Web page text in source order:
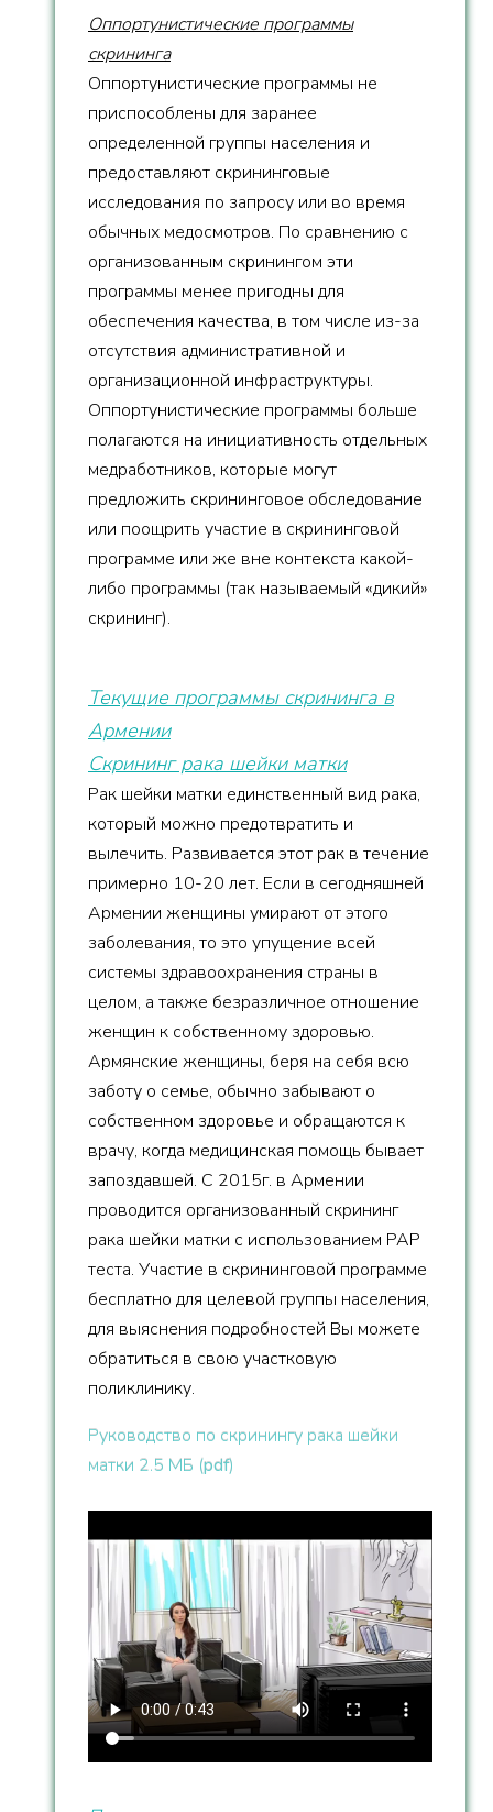
Оппортунистические программы
скрининга
Оппортунистические программы не
приспособлены для заранее
определенной группы населения и
предоставляют скрининговые
исследования по запросу или во время
обычных медосмотров. По сравнению с
организованным скринингом эти
программы менее пригодны для
обеспечения качества, в том числе из-за
отсутствия административной и
организационной инфраструктуры.
Оппортунистические программы больше
полагаются на инициативность отдельных
медработников, которые могут
предложить скрининговое обследование
или поощрить участие в скрининговой
программе или же вне контекста какой-
либо программы (так называемый «дикий»
скрининг).
Текущие программы скрининга в
Армении
Скрининг рака шейки матки
Рак шейки матки единственный вид рака,
который можно предотвратить и
вылечить. Развивается этот рак в течение
примерно 10-20 лет. Если в сегодняшней
Армении женщины умирают от этого
заболевания, то это упущение всей
системы здравоохранения страны в
целом, а также безразличное отношение
женщин к собственному здоровью.
Армянские женщины, беря на себя всю
заботу о семье, обычно забывают о
собственном здоровье и обращаются к
врачу, когда медицинская помощь бывает
запоздавшей. С 2015г. в Армении
проводится организованный скрининг
рака шейки матки с использованием PAP
теста. Участие в скрининговой программе
бесплатно для целевой группы населения,
для выяснения подробностей Вы можете
обратиться в свою участковую
поликлинику.
Руководство по скринингу рака шейки
матки 2.5 МБ (pdf)